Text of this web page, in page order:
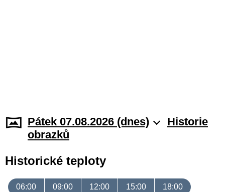
Pátek 07.08.2026 (dnes)
Historie
obrazků
Historické teploty
06:00 09:00 12:00 15:00 18:00